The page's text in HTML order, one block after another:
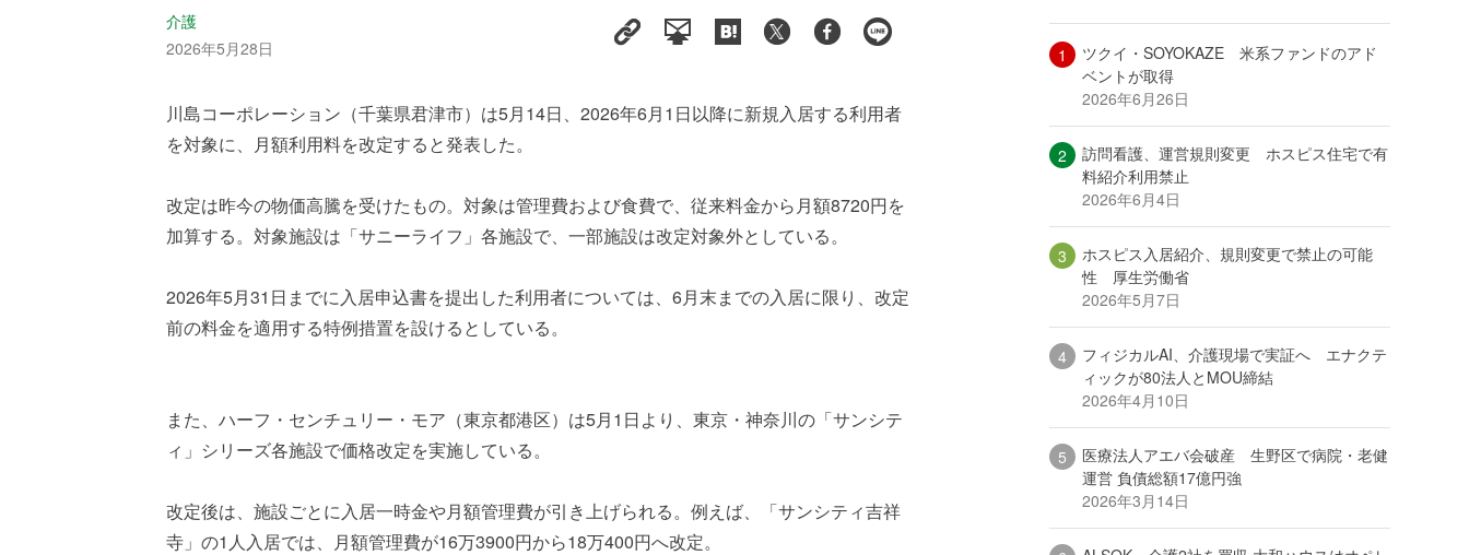
介護
2026年5月28日
川島コーポレーション（千葉県君津市）は5月14日、2026年6月1日以降に新規入居する利用者
を対象に、月額利用料を改定すると発表した。
改定は昨今の物価高騰を受けたもの。対象は管理費および食費で、従来料金から月額8720円を
加算する。対象施設は「サニーライフ」各施設で、一部施設は改定対象外としている。
2026年5月31日までに入居申込書を提出した利用者については、6月末までの入居に限り、改定
前の料金を適用する特例措置を設けるとしている。
また、ハーフ・センチュリー・モア（東京都港区）は5月1日より、東京・神奈川の「サンシテ
ィ」シリーズ各施設で価格改定を実施している。
改定後は、施設ごとに入居一時金や月額管理費が引き上げられる。例えば、「サンシティ吉祥
寺」の1人入居では、月額管理費が16万3900円から18万400円へ改定。
ツクイ・SOYOKAZE 米系ファンドのアド
ベントが取得
2026年6月26日
訪問看護、運営規則変更 ホスピス住宅で有
料紹介利用禁止
2026年6月4日
ホスピス入居紹介、規則変更で禁止の可能
性 厚生労働省
2026年5月7日
フィジカルAI、介護現場で実証へ エナクテ
ィックが80法人とMOU締結
2026年4月10日
医療法人アエバ会破産 生野区で病院・老健
運営 負債総額17億円強
2026年3月14日